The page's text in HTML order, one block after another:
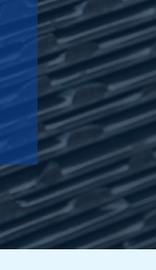
Selecteer
Selecteer
Selecteer
Selecteer
Selecteer
Selecteer